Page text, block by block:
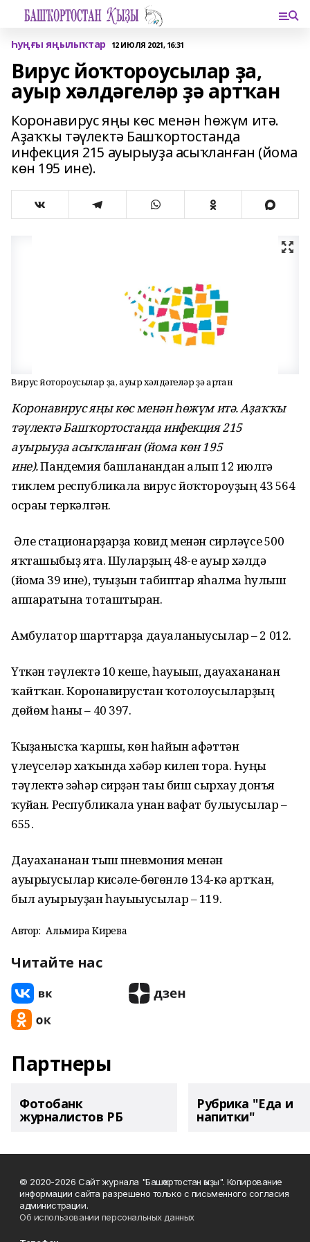
Һуңғы яңылыҡтар 12 ИЮЛЯ 2021, 16:31
Вирус йоҡтороусылар ҙа,
ауыр хәлдәгеләр ҙә артҡан
Коронавирус яңы көс менән һөжүм итә.
Аҙаҡҡы тәүлектә Башҡортостанда
инфекция 215 ауырыуҙа асыҡланған (йома
көн 195 ине).
Вирус йоҡтороусылар ҙа, ауыр хәлдәгеләр ҙә артҡан
Коронавирус яңы көс менән һөжүм итә. Аҙаҡҡы
тәүлектә Башҡортостанда инфекция 215
ауырыуҙа асыҡланған (йома көн 195
ине).Пандемия башланғандан алып 12 июлгә
тиклем республикала вирус йоҡтороуҙың 43 564
осрағы теркәлгән.
Әле стационарҙарҙа ковид менән сирләүсе 500
яҡташыбыҙ ята. Шуларҙың 48-е ауыр хәлдә
(йома 39 ине), туғыҙын табиптар яһалма һулыш
аппаратына тоташтырған.
Амбулатор шарттарҙа дауаланыусылар – 2 012.
Үткән тәүлектә 10 кеше, һауығып, дауахананан
ҡайтҡан. Коронавирустан ҡотолоусыларҙың
дөйөм һаны – 40 397.
Ҡыҙғанысҡа ҡаршы, көн һайын афәттән
үлеүселәр хаҡында хәбәр килеп тора. Һуңғы
тәүлектә зәһәр сирҙән тағы биш сырхау донъя
ҡуйған. Республикала унан вафат булыусылар –
655.
Дауахананан тыш пневмония менән
ауырыусылар кисәле-бөгөнлө 134-кә артҡан,
был ауырыуҙан һауығыусылар – 119.
Автор: Альмира Кирәева
Читайте нас
Партнеры
Фотобанк
журналистов РБ
Рубрика "Еда и
напитки"
© 2020-2026 Сайт журнала "Башҡортостан ҡыҙы". Копирование
информации сайта разрешено только с письменного согласия
администрации.
Об использовании персональных данных